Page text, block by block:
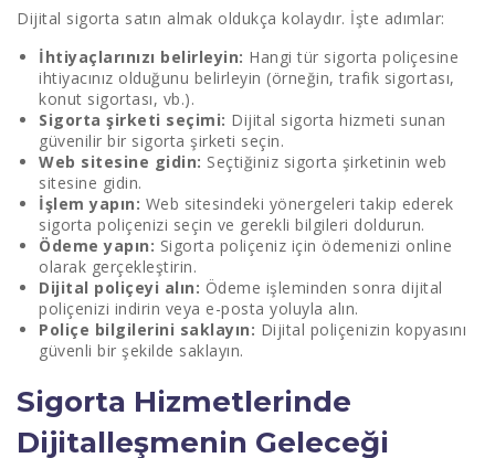
Dijital sigorta satın almak oldukça kolaydır. İşte adımlar:
İhtiyaçlarınızı belirleyin: Hangi tür sigorta poliçesine
ihtiyacınız olduğunu belirleyin (örneğin, trafik sigortası,
konut sigortası, vb.).
Sigorta şirketi seçimi: Dijital sigorta hizmeti sunan
güvenilir bir sigorta şirketi seçin.
Web sitesine gidin: Seçtiğiniz sigorta şirketinin web
sitesine gidin.
İşlem yapın: Web sitesindeki yönergeleri takip ederek
sigorta poliçenizi seçin ve gerekli bilgileri doldurun.
Ödeme yapın: Sigorta poliçeniz için ödemenizi online
olarak gerçekleştirin.
Dijital poliçeyi alın: Ödeme işleminden sonra dijital
poliçenizi indirin veya e-posta yoluyla alın.
Poliçe bilgilerini saklayın: Dijital poliçenizin kopyasını
güvenli bir şekilde saklayın.
Sigorta Hizmetlerinde
Dijitalleşmenin Geleceği